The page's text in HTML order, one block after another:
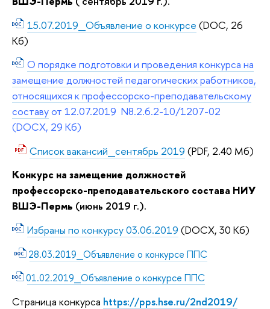
15.07.2019_Объявление о конкурсе (DOC, 26
Кб)
О порядке подготовки и проведения конкурса на
замещение должностей педагогических работников,
относящихся к профессорско-преподавательскому
составуот 12.07.2019 N8.2.6.2-10/1207-02
(DOCX, 29 Кб)
Список вакансий_сентябрь 2019 (PDF, 2.40 Мб)
Конкурс на замещение должностей
профессорско-преподавательского состава НИУ
ВШЭ-Пермь (июнь 2019 г.).
Избраны по конкурсу 03.06.2019 (DOCX, 30 Кб)
28.03.2019_Объявление о конкурсе ППС
01.02.2019_Объявление о конкурсе ППС
Страница конкурса https://pps.hse.ru/2nd2019/